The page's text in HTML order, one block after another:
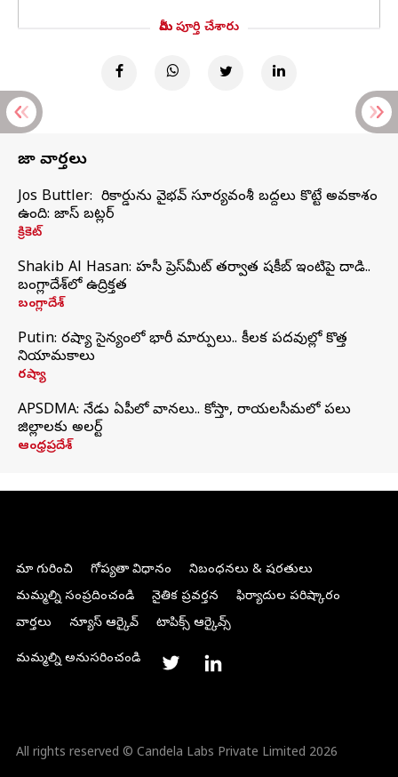
మీరు పూర్తి చేశారు
తాజా వార్తలు
Jos Buttler: నా రికార్డును వైభవ్ సూర్యవంశీ బద్దలు కొట్టే అవకాశం
ఉంది: జాస్ బట్లర్
క్రికెట్
Shakib Al Hasan: హసీనా ప్రెస్‌మీట్‌ తర్వాత షకీబ్‌ ఇంటిపై దాడి..
బంగ్లాదేశ్‌లో ఉద్రిక్తత
బంగ్లాదేశ్
Putin: రష్యా సైన్యంలో భారీ మార్పులు.. కీలక పదవుల్లో కొత్త
నియామకాలు
రష్యా
APSDMA: నేడు ఏపీలో వానలు.. కోస్తా, రాయలసీమలో పలు
జిల్లాలకు అలర్ట్
ఆంధ్రప్రదేశ్
మా గురించి గోప్యతా విధానం
నిబంధనలు & షరతులు
మమ్మల్ని సంప్రదించండి
నైతిక ప్రవర్తన
ఫిర్యాదుల పరిష్కారం
వార్తలు
న్యూస్ ఆర్కైవ్ టాపిక్స్ ఆర్కైవ్స్
మమ్మల్ని అనుసరించండి
All rights reserved © Candela Labs Private Limited 2026